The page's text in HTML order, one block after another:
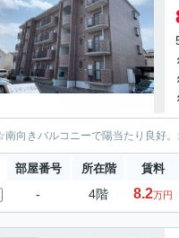
向きバルコニーで陽当たり良好
部屋番号 所在階 賃料
- 4階 8.2万円